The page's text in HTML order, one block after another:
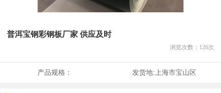
普洱宝钢彩钢板厂家 供应及时
浏览次数： 126次
产品规格： 发货地:上海市宝山区